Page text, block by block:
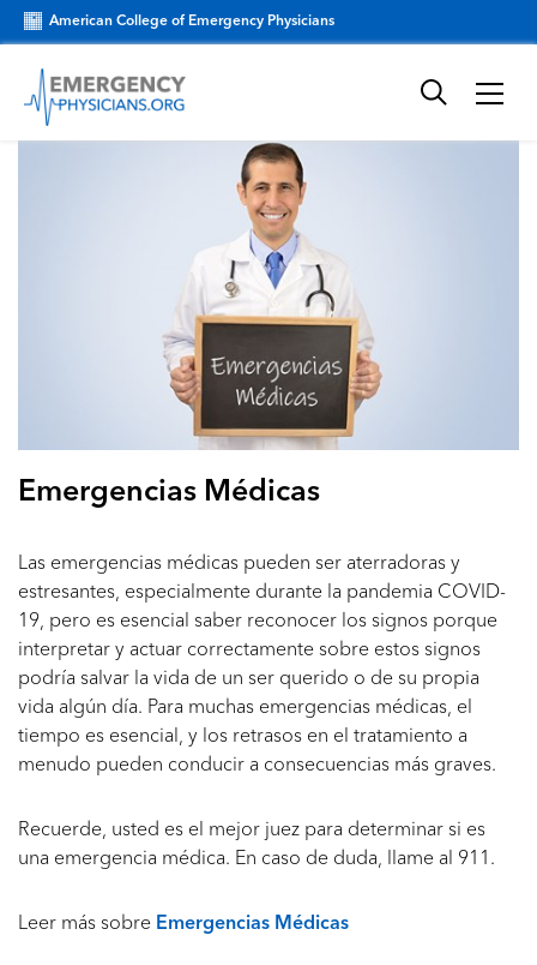
American College of Emergency Physicians
Emergencias Médicas
Las emergencias médicas pueden ser aterradoras y
estresantes, especialmente durante la pandemia COVID-
19, pero es esencial saber reconocer los signos porque
interpretar y actuar correctamente sobre estos signos
podría salvar la vida de un ser querido o de su propia
vida algún día. Para muchas emergencias médicas, el
tiempo es esencial, y los retrasos en el tratamiento a
menudo pueden conducir a consecuencias más graves.
Recuerde, usted es el mejor juez para determinar si es
una emergencia médica. En caso de duda, llame al 911.
Leer más sobre Emergencias Médicas